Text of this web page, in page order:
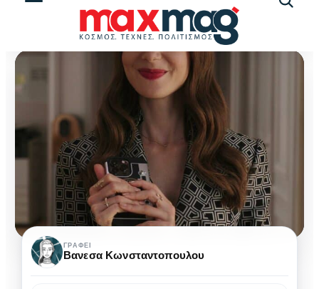
Baby
Bangs:
ΓΡΆΦΕΙ
Βανεσα Κωνσταντοπουλου